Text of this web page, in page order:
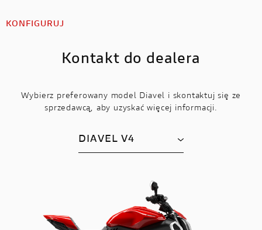
KONFIGURUJ
Kontakt do dealera
Wybierz preferowany model Diavel i skontaktuj się ze
sprzedawcą, aby uzyskać więcej informacji.
DIAVEL V4